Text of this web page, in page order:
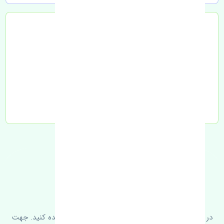
در زیر می‌توانید سوالات بیشتر پرسیده شده را مشاهده کنید. جهت